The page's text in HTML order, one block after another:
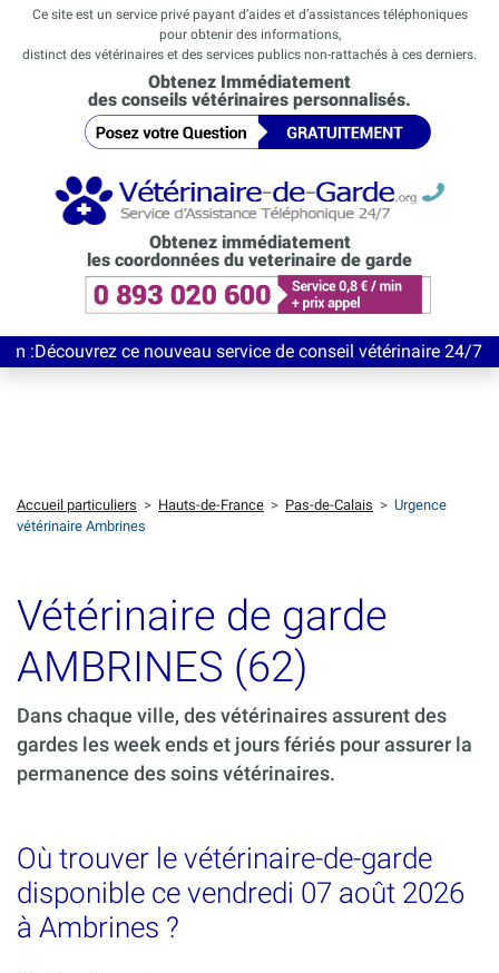
Ce site est un service privé payant d’aides et d’assistances téléphoniques
pour obtenir des informations,
distinct des vétérinaires et des services publics non-rattachés à ces derniers.
Obtenez Immédiatement
des conseils vétérinaires personnalisés.
Obtenez immédiatement
les coordonnées du veterinaire de garde
ce nouveau service de conseil vétérinaire 24/7
Accueil particuliers > Hauts-de-France > Pas-de-Calais > Urgence
vétérinaire Ambrines
Vétérinaire de garde
AMBRINES (62)
Dans chaque ville, des vétérinaires assurent des
gardes les week ends et jours fériés pour assurer la
permanence des soins vétérinaires.
Où trouver le vétérinaire-de-garde
disponible ce vendredi 07 août 2026
à Ambrines ?